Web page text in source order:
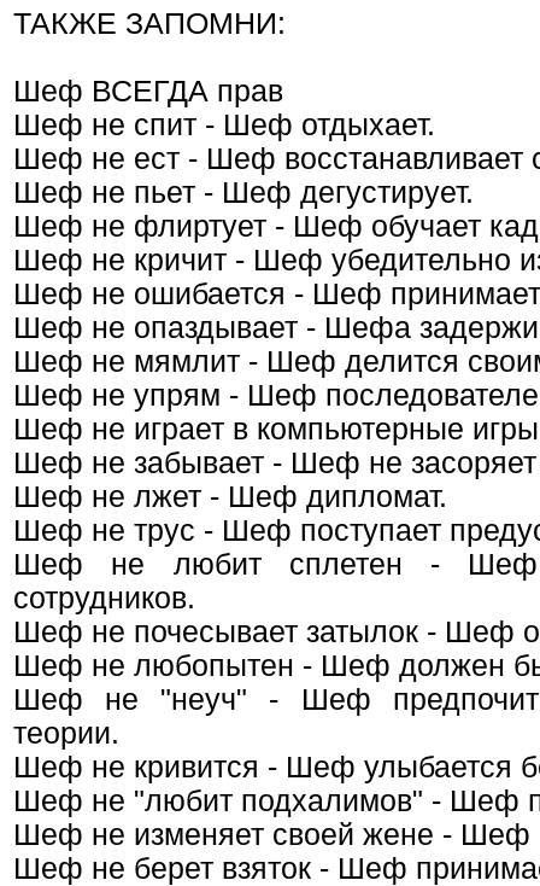
ТАКЖЕ ЗАПОМНИ:
Шеф ВСЕГДА прав
Шеф не спит - Шеф отдыхает.
Шеф не ест - Шеф восстанавливает
Шеф не пьет - Шеф дегустирует.
Шеф не флиртует - Шеф обучает
Шеф не кричит - Шеф убедительно
Шеф не ошибается - Шеф
Шеф не опаздывает - Шефа
Шеф не мямлит - Шеф делится
Шеф не упрям - Шеф
Шеф не играет в компьютерные
Шеф не забывает - Шеф не засоряет
Шеф не лжет - Шеф дипломат.
Шеф не трус - Шеф поступает
Шеф не любит сплетен - Шеф
сотрудников.
Шеф не почесывает затылок - Шеф
Шеф не любопытен - Шеф должен
Шеф не "неуч" - Шеф
теории.
Шеф не кривится - Шеф улыбается
Шеф не "любит подхалимов" - Шеф
Шеф не изменяет своей жене - Шеф
Шеф не берет взяток - Шеф